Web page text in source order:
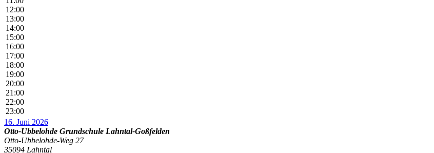
12:00
13:00
14:00
15:00
16:00
17:00
18:00
19:00
20:00
21:00
22:00
23:00
16. Juni 2026
Otto-Ubbelohde Grundschule Lahntal-Goßfelden
Otto-Ubbelohde-Weg 27
35094 Lahntal